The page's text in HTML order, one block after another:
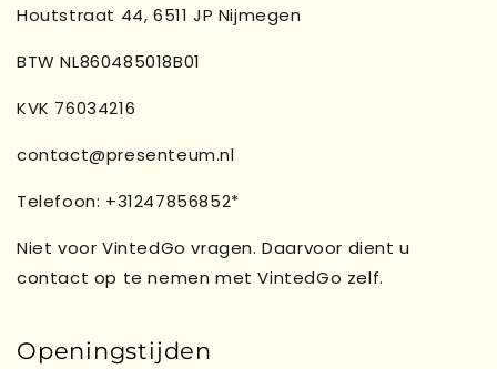
Houtstraat 44, 6511 JP Nijmegen
BTW NL860485018B01
KVK 76034216
contact@presenteum.nl
Telefoon: +31247856852*
Niet voor VintedGo vragen. Daarvoor dient u
contact op te nemen met VintedGo zelf.
Openingstijden